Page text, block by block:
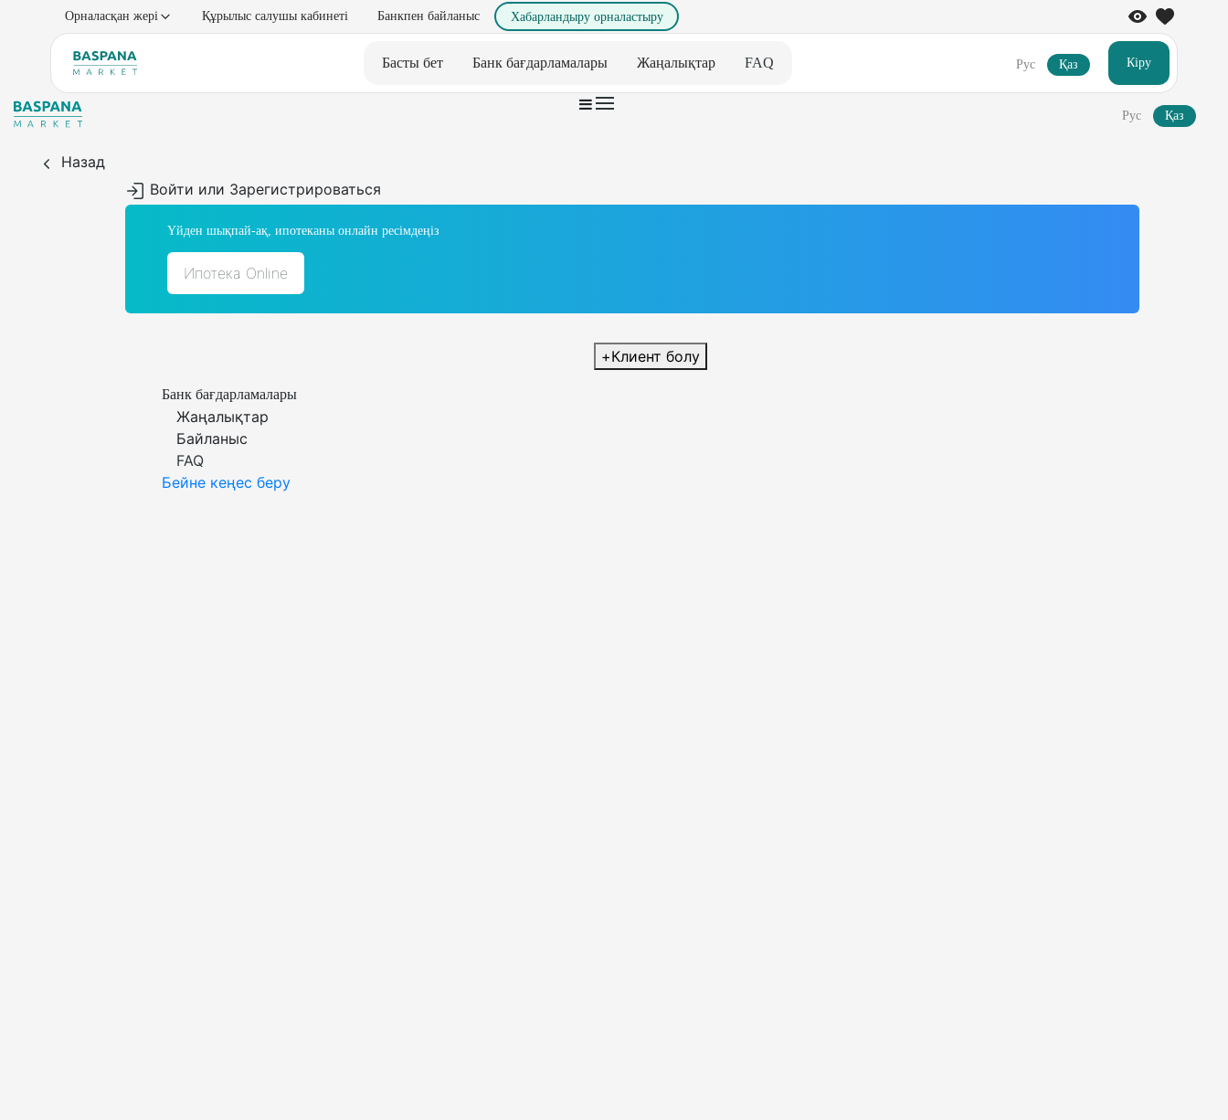
Орналасқан жері Құрылыс салушы кабинеті Банкпен байланыс Хабарландыру орналастыру
Басты бет Банк бағдарламалары Жаңалықтар FAQ Рус Қаз Кіру
Рус Қаз
Назад
Войти или Зарегистрироваться
Үйден шықпай-ақ, ипотеканы онлайн ресімдеңіз
Ипотека Online
+Клиент болу
Банк бағдарламалары
Жаңалықтар
Байланыс
FAQ
Бейне кеңес беру